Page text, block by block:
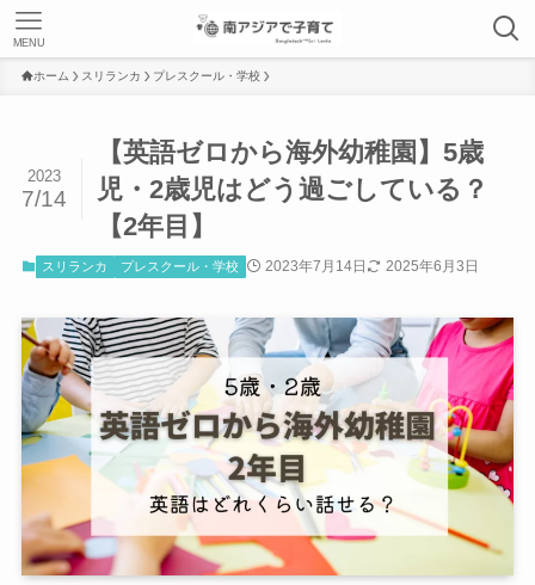
MENU
ホーム スリランカ プレスクール・学校
【英語ゼロから海外幼稚園】5歳
児・2歳児はどう過ごしている？
【2年目】
2023
7/14
スリランカ プレスクール・学校 2023年7月14日 2025年6月3日